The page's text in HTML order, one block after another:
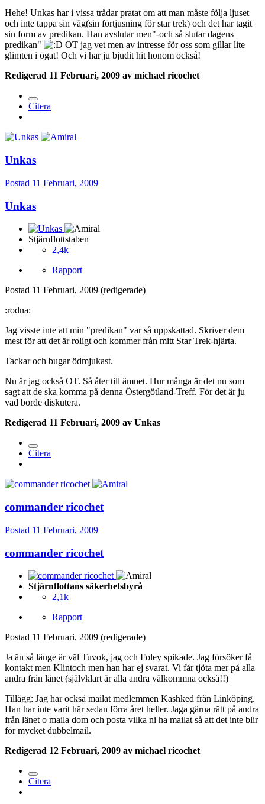
Hehe! Unkas har i vissa trådar pratat om att man måste följa ljuset
och inte tappa sin väg(sin förtjusning för star trek) och det har tagit
sin form av predikan. Han avslutar men"-och så slutar dagens
predikan"
OT jag vet men av intresse för oss som gillar lite
glimten i ögat! Och vi har ju bjudit hit honom också!
Redigerad 11 Februari, 2009 av michael ricochet
Citera
Unkas
Postad 11 Februari, 2009
Unkas
Stjärnflottstaben
2,4k
Rapport
Postad 11 Februari, 2009 (redigerade)
:rodna:
Jag visste inte att min "predikan" var så uppskattad. Skriver dem
mest för att det är roligt och kommer från mitt Star Trek-hjärta.
Tackar och bugar ödmjukast.
Nu är jag också OT. Så åter till ämnet. Hur många är det nu som
sagt att de ska komma på denna Östergötland-Treff. För det är ju
vad borde diskutera.
Redigerad 11 Februari, 2009 av Unkas
Citera
commander ricochet
Postad 11 Februari, 2009
commander ricochet
Stjärnflottans säkerhetsbyrå
2,1k
Rapport
Postad 11 Februari, 2009 (redigerade)
Ja än så länge är väl Tuvok, jag och Foley spikade. Jag försöker få
kontakt men Klintoch men han har ej svarat. Vi får tjöta mer på alla
andra från länet (självklart är alla andra välkommna också!!)
Tillägg: Jag har också mailat medlemmen Kashked från Linköping.
Han har inte varit här sedan förra året heller. Jaga gärna rätt på andra
från länet o maila dom och posta vilka ni ha mailat så att det inte blir
för mycket dubbelmail.
Redigerad 12 Februari, 2009 av michael ricochet
Citera